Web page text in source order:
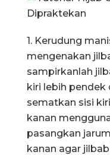
1. Kerudung
mengenakan
sampirkanlah
kiri lebih pendek
sematkan sisi
kanan
pasangkan
kanan agar